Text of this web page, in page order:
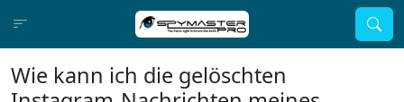
Wie kann ich die gelöschten